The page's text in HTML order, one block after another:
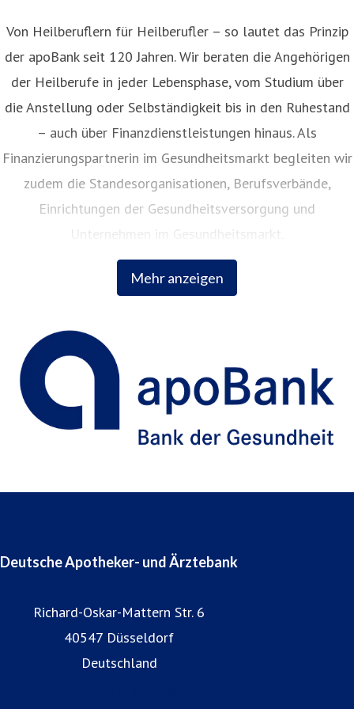
Mehr anzeigen
Von Heilberuflern für Heilberufler – so lautet das Prinzip
der apoBank seit 120 Jahren. Wir beraten die Angehörigen
der Heilberufe in jeder Lebensphase, vom Studium über
die Anstellung oder Selbständigkeit bis in den Ruhestand
– auch über Finanzdienstleistungen hinaus. Als
Finanzierungspartnerin im Gesundheitsmarkt begleiten wir
zudem die Standesorganisationen, Berufsverbände,
Einrichtungen der Gesundheitsversorgung und
Unternehmen im Gesundheitsmarkt.
Deutsche Apotheker- und Ärztebank
Richard-Oskar-Mattern Str. 6
40547 Düsseldorf
Deutschland